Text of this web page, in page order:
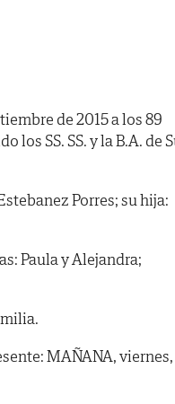
de 2015 a los 89
los SS. SS. y la B.A. de
Porres; su hija:
Paula y Alejandra;
MAÑANA, viernes,